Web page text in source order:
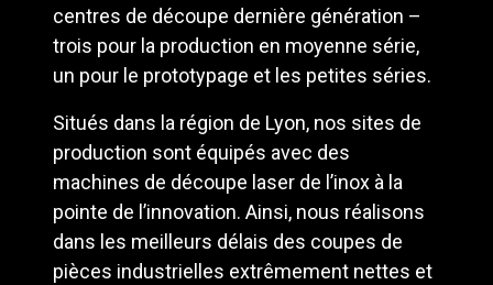
centres de découpe dernière génération –
trois pour la production en moyenne série,
un pour le prototypage et les petites séries.
Situés dans la région de Lyon, nos sites de
production sont équipés avec des
machines de découpe laser de l’inox à la
pointe de l’innovation. Ainsi, nous réalisons
dans les meilleurs délais des coupes de
pièces industrielles extrêmement nettes et